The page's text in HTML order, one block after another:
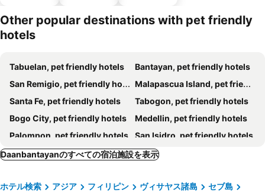
Other popular destinations with pet friendly
hotels
Tabuelan, pet friendly hotels
Bantayan, pet friendly hotels
San Remigio, pet friendly hotels
Malapascua Island, pet friendly hotels
Santa Fe, pet friendly hotels
Tabogon, pet friendly hotels
Bogo City, pet friendly hotels
Medellin, pet friendly hotels
Palompon, pet friendly hotels
San Isidro, pet friendly hotels
Villaba, pet friendly hotels
Daanbantayanのすべての宿泊施設を表示
ホテル検索 アジア フィリピン ヴィサヤス諸島
セブ島